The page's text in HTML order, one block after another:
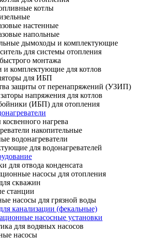
котлы
настенные
напольные
дымоходы и комплектующие
для системы отопления
монтажа
и комплектующие для котлов
для ИБП
защиты от перенапряжений (УЗИП)
напряжения для котлов
(ИБП) для отопления
нагрева
накопительные
водонагреватели
для водонагревателей
для отвода конденсата
насосы для отопления
скважин
станции
насосы для грязной воды
канализации (фекальные)
насосные установки
для водяных насосов
насосы